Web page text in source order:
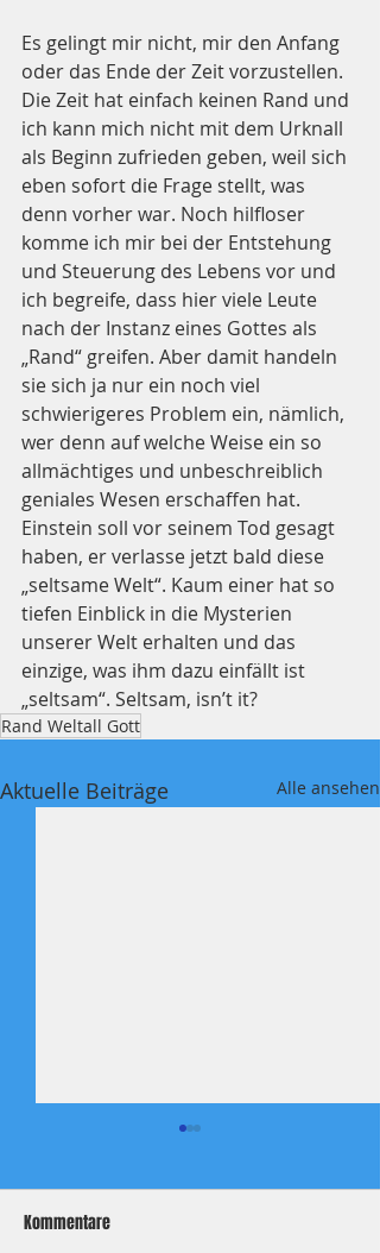
Es gelingt mir nicht, mir den Anfang
oder das Ende der Zeit vorzustellen.
Die Zeit hat einfach keinen Rand und
ich kann mich nicht mit dem Urknall
als Beginn zufrieden geben, weil sich
eben sofort die Frage stellt, was
denn vorher war. Noch hilfloser
komme ich mir bei der Entstehung
und Steuerung des Lebens vor und
ich begreife, dass hier viele Leute
nach der Instanz eines Gottes als
„Rand“ greifen. Aber damit handeln
sie sich ja nur ein noch viel
schwierigeres Problem ein, nämlich,
wer denn auf welche Weise ein so
allmächtiges und unbeschreiblich
geniales Wesen erschaffen hat.
Einstein soll vor seinem Tod gesagt
haben, er verlasse jetzt bald diese
„seltsame Welt“. Kaum einer hat so
tiefen Einblick in die Mysterien
unserer Welt erhalten und das
einzige, was ihm dazu einfällt ist
„seltsam“. Seltsam, isn’t it?
Rand Weltall Gott
Aktuelle Beiträge Alle ansehen
Kommentare